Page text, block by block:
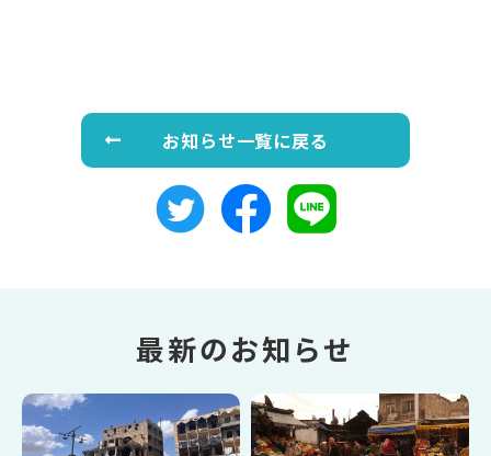
お知らせ一覧に戻る
最新のお知らせ